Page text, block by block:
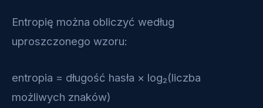
Entropię można obliczyć według
uproszczonego wzoru:
entropia = długość hasła × log₂(liczba
możliwych znaków)